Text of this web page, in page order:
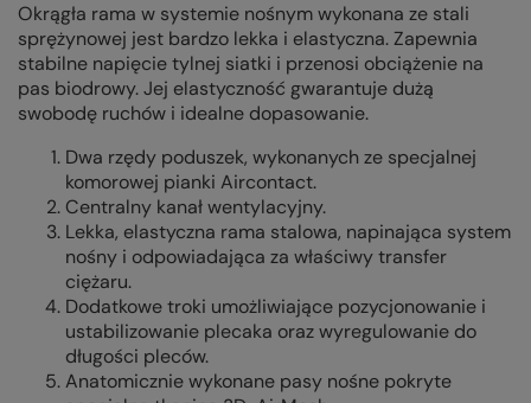
Okrągła rama w systemie nośnym wykonana ze stali
sprężynowej jest bardzo lekka i elastyczna. Zapewnia
stabilne napięcie tylnej siatki i przenosi obciążenie na
pas biodrowy. Jej elastyczność gwarantuje dużą
swobodę ruchów i idealne dopasowanie.
Dwa rzędy poduszek, wykonanych ze specjalnej
komorowej pianki Aircontact.
Centralny kanał wentylacyjny.
Lekka, elastyczna rama stalowa, napinająca system
nośny i odpowiadająca za właściwy transfer
ciężaru.
Dodatkowe troki umożliwiające pozycjonowanie i
ustabilizowanie plecaka oraz wyregulowanie do
długości pleców.
Anatomicznie wykonane pasy nośne pokryte